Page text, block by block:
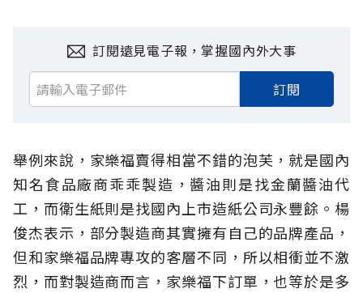
訂閱遠見電子報，掌握國內外大事
訂閱
舉例來說，家樂福賣得相當不錯的泡芙，就是國內
知名食品廠商乖乖製造，醬油則是找金蘭醬油代
工，而衛生紙則是找國內上市造紙公司永豐餘。楊
俊杰表示，部分製造商其實擁有自己的品牌產品，
但和家樂福品牌專攻的客層不同，所以相衝並不激
烈，而對製造商而言，家樂福下訂單，也等於是多